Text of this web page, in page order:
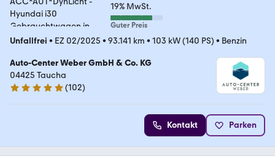
19% MwSt.
Guter Preis
Unfallfrei • EZ 02/2025 • 93.141 km • 103 kW (140 PS) • Benzin
Auto-Center Weber GmbH & Co. KG
04425 Taucha
5 Sterne
(102)
Kontakt Parken